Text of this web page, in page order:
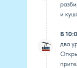
и
В
два